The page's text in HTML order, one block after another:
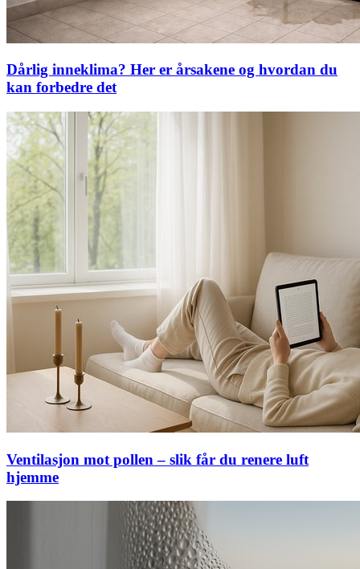
Dårlig inneklima? Her er årsakene og hvordan du
kan forbedre det
Ventilasjon mot pollen – slik får du renere luft
hjemme